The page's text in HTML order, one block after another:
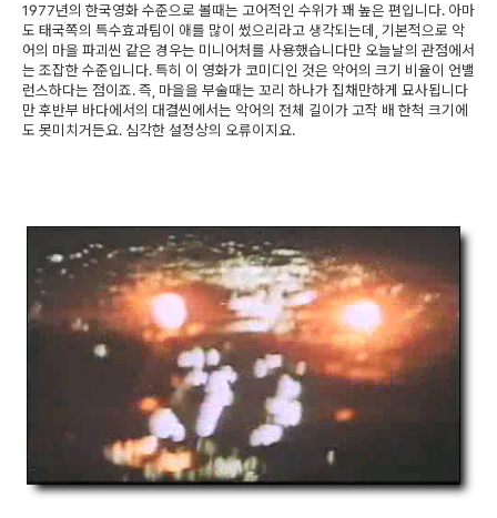
1977년의 한국영화 수준으로 볼때는 고어적인 수위가 꽤 높은 편입니다. 아마
도 태국쪽의 특수효과팀이 애를 많이 썼으리라고 생각되는데, 기본적으로 악
어의 마을 파괴씬 같은 경우는 미니어처를 사용했습니다만 오늘날의 관점에서
는 조잡한 수준입니다. 특히 이 영화가 코미디인 것은 악어의 크기 비율이 언밸
런스하다는 점이죠. 즉, 마을을 부술때는 꼬리 하나가 집채만하게 묘사됩니다
만 후반부 바다에서의 대결씬에서는 악어의 전체 길이가 고작 배 한척 크기에
도 못미치거든요. 심각한 설정상의 오류이지요.